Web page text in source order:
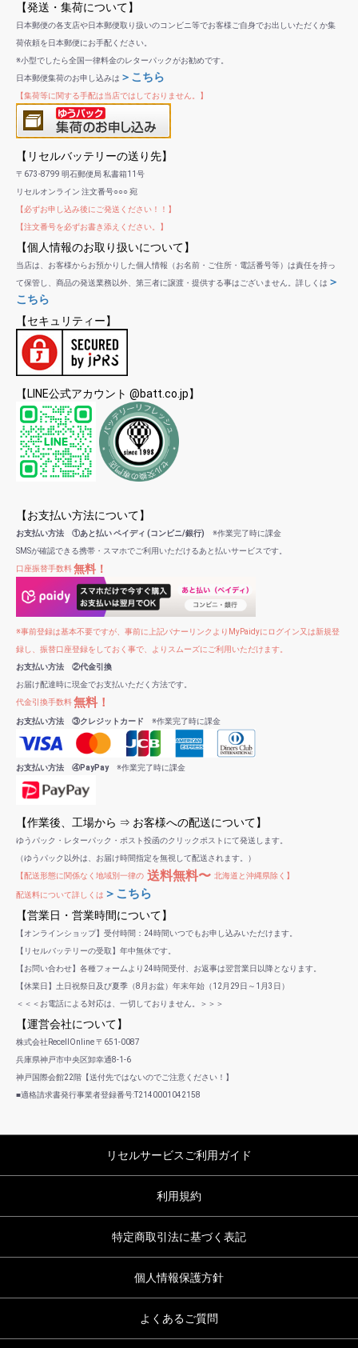
【発送・集荷について】
日本郵便の各支店や日本郵便取り扱いのコンビニ等でお客様ご自身でお出しいただくか集
荷依頼を日本郵便にお手配ください。
※小型でしたら全国一律料金のレターパックがお勧めです。
日本郵便集荷のお申し込みは ＞こちら
【集荷等に関する手配は当店ではしておりません。】
【リセルバッテリーの送り先】
〒673-8799 明石郵便局 私書箱11号
リセルオンライン 注文番号○○○ 宛
【必ずお申し込み後にご発送ください！！】
【注文番号を必ずお書き添えください。】
【個人情報のお取り扱いについて】
当店は、お客様からお預かりした個人情報（お名前・ご住所・電話番号等）は責任を持っ
て保管し、商品の発送業務以外、第三者に譲渡・提供する事はございません。詳しくは ＞
こちら
【セキュリティー】
【LINE公式アカウント @batt.co.jp】
【お支払い方法について】
お支払い方法 ①あと払い ペイディ (コンビニ/銀行) ※作業完了時に課金
SMSが確認できる携帯・スマホでご利用いただけるあと払いサービスです。
口座振替手数料無料！
※事前登録は基本不要ですが、事前に上記バナーリンクよりMyPaidyにログイン又は新規登
録し、振替口座登録をしておく事で、よりスムーズにご利用いただけます。
お支払い方法 ②代金引換
お届け配達時に現金でお支払いただく方法です。
代金引換手数料無料！
お支払い方法 ③クレジットカード ※作業完了時に課金
お支払い方法 ④PayPay※作業完了時に課金
【作業後、工場から ⇒ お客様への配送について】
ゆうパック・レターパック・ポスト投函のクリックポストにて発送します。
（ゆうパック以外は、お届け時間指定を無視して配送されます。）
【配送形態に関係なく地域別一律の 送料無料〜 北海道と沖縄県除く】
配送料について詳しくは ＞こちら
【営業日・営業時間について】
【オンラインショップ】受付時間：24時間いつでもお申し込みいただけます。
【リセルバッテリーの受取】年中無休です。
【お問い合わせ】各種フォームより24時間受付、お返事は翌営業日以降となります。
【休業日】土日祝祭日及び夏季（8月お盆）年末年始（12月29日～1月3日）
＜＜＜お電話による対応は、一切しておりません。＞＞＞
【運営会社について】
株式会社RecellOnline 〒651-0087
兵庫県神戸市中央区卸幸通8-1-6
神戸国際会館22階【送付先ではないのでご注意ください！】
■適格請求書発行事業者登録番号:T2140001042158
リセルサービスご利用ガイド
利用規約
特定商取引法に基づく表記
個人情報保護方針
よくあるご質問